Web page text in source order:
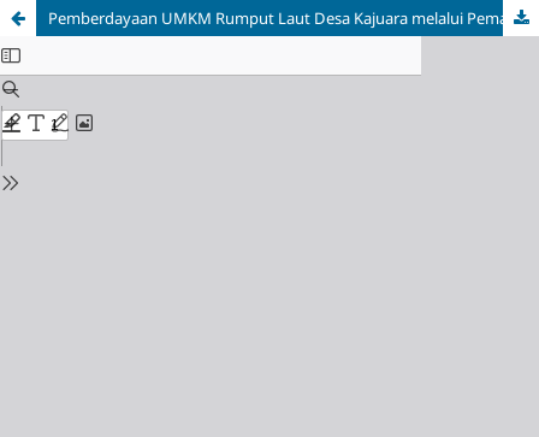
Pemberdayaan UMKM Rumput Laut Desa Kajuara melalui Pemanfaatan Teknologi Digital